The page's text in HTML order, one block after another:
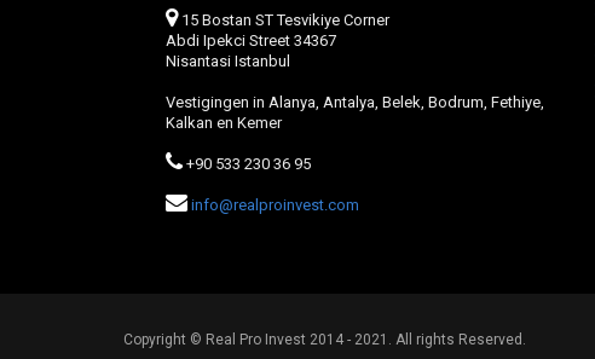
15 Bostan ST Tesvikiye Corner
Abdi Ipekci Street 34367
Nisantasi Istanbul
Vestigingen in Alanya, Antalya, Belek, Bodrum, Fethiye,
Kalkan en Kemer
+90 533 230 36 95
info@realproinvest.com
Copyright © Real Pro Invest 2014 - 2021. All rights Reserved.